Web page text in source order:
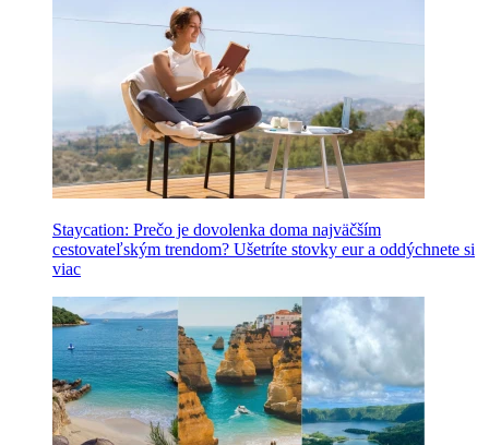
Staycation: Prečo je dovolenka doma najväčším
cestovateľským trendom? Ušetríte stovky eur a oddýchnete si
viac